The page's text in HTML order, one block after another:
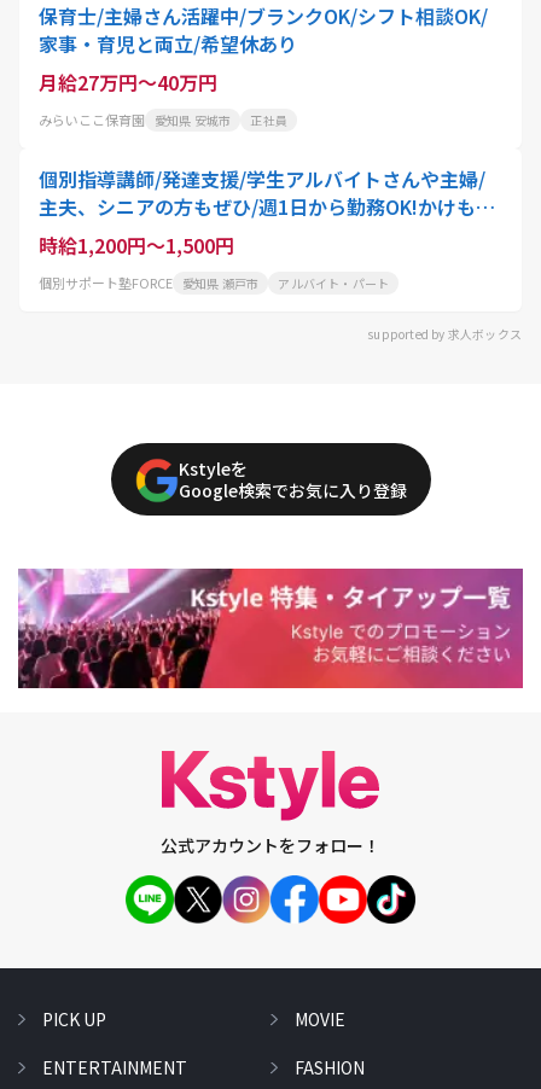
保育士/主婦さん活躍中/ブランクOK/シフト相談OK/
家事・育児と両立/希望休あり
月給27万円～40万円
みらいここ保育園 愛知県 安城市 正社員
個別指導講師/発達支援/学生アルバイトさんや主婦/
主夫、シニアの方もぜひ/週1日から勤務OK!かけもち
バイトにもおすすめ
時給1,200円～1,500円
個別サポート塾FORCE 愛知県 瀬戸市 アルバイト・パート
supported by 求人ボックス
Kstyleを
Google検索でお気に入り登録
公式アカウントをフォロー！
PICK UP
ENTERTAINMENT
MOVIE
FASHION